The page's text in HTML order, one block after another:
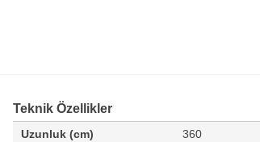
Teknik Özellikler
Uzunluk (cm) 360